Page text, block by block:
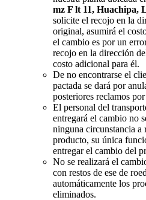
mz F lt 11, Huachipa,
solicite el recojo en la
original, asumirá el
el cambio es por un
recojo en la dirección
costo adicional para él.
De no encontrarse el
pactada se dará por
posteriores reclamos
El personal del
entregará el cambio no
ninguna circunstancia a
producto, su única
entregar el cambio del
No se realizará el
con restos de ese de
automáticamente los
eliminados.